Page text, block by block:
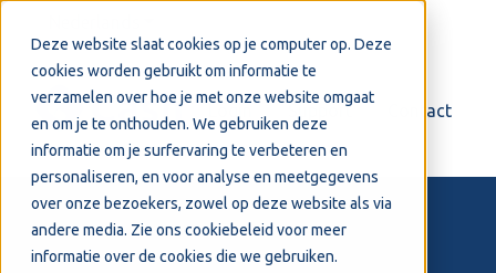
Deze website slaat cookies op je computer op. Deze
cookies worden gebruikt om informatie te
verzamelen over hoe je met onze website omgaat
en om je te onthouden. We gebruiken deze
informatie om je surfervaring te verbeteren en
personaliseren, en voor analyse en meetgegevens
over onze bezoekers, zowel op deze website als via
andere media. Zie ons cookiebeleid voor meer
informatie over de cookies die we gebruiken.
Support Contact